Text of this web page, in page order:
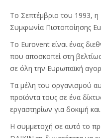
Το Σεπτέμβριο του 1993,
Συμφωνία Πιστοποίησης
Το Eurovent είναι ένας
που αποσκοπεί στη
σε όλη την Ευρωπαϊκή
Τα μέλη του οργανισμού
προϊόντα τους σε ένα
εργαστηρίων για δοκιμή
Η συμμετοχή σε αυτό το